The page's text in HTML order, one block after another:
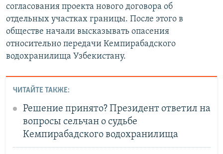
согласования проекта нового договора об
отдельных участках границы. После этого в
обществе начали высказывать опасения
относительно передачи Кемпирабадского
водохранилища Узбекистану.
ЧИТАЙТЕ ТАКЖЕ:
Решение принято? Президент ответил на
вопросы сельчан о судьбе
Кемпирабадского водохранилища